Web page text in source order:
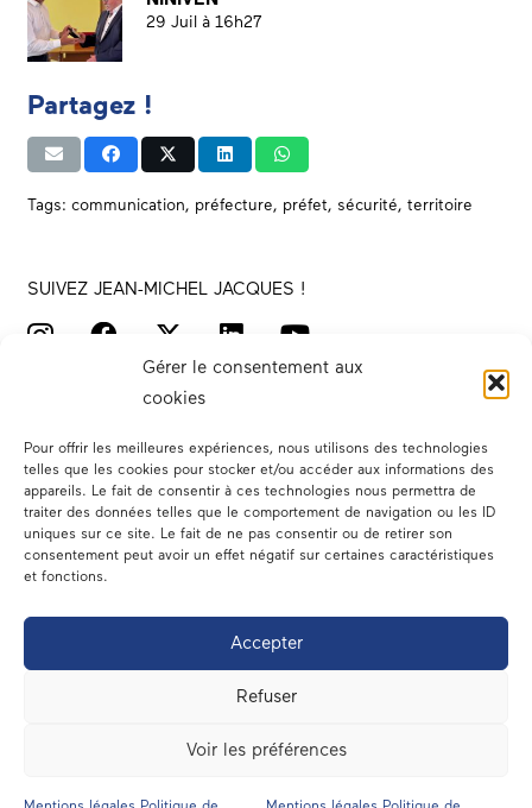
Gérer le consentement aux
cookies
Pour offrir les meilleures expériences, nous utilisons des technologies
telles que les cookies pour stocker et/ou accéder aux informations des
appareils. Le fait de consentir à ces technologies nous permettra de
traiter des données telles que le comportement de navigation ou les ID
uniques sur ce site. Le fait de ne pas consentir ou de retirer son
consentement peut avoir un effet négatif sur certaines caractéristiques
et fonctions.
Accepter
Refuser
Voir les préférences
29 Juil à 16h27
Partagez !
Tags: communication, préfecture, préfet, sécurité, territoire
SUIVEZ JEAN-MICHEL JACQUES !
Votre député
Dans les médias
En circonscription
A l’assemblée